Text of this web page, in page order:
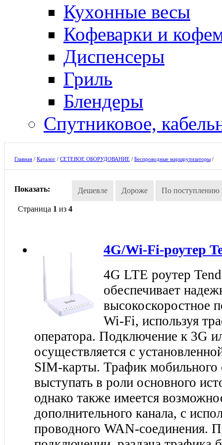
Кухонные весы
Кофеварки и
Диспенсеры
Гриль
Блендеры
Спутниковое,
Главная / Каталог / СЕТЕВОЕ ОБОРУДОВАНИЕ / Беспроводные маршрутизаторы /
Показать: Дешевле Дороже По поступлению
Страница 1 из 4
4G/Wi-Fi-роутер
4G LTE роутер
обеспечивает
высокоскоростное
Wi-Fi, используя
оператора. Подключение к 3G
осуществляется с
SIM-карты. Трафик мобильного
выступать в роли основного
однако также имеется
дополнительного канала, с
проводного WAN-соединения.